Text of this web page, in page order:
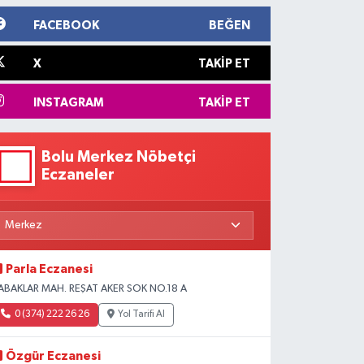
FACEBOOK BEĞEN
X TAKIP ET
INSTAGRAM TAKIP ET
Bolu Merkez Nöbetçi
Eczaneler
Parla Eczanesi
MAH. REŞAT AKER SOK NO.18 A
0 (374) 222 26 26 Yol Tarifi Al
Özgür Eczanesi